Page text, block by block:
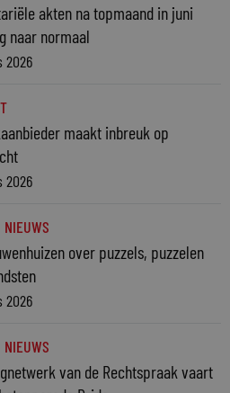
akten na topmaand in juni
naar normaal
2026
maakt inbreuk op
2026
over puzzels, puzzelen
2026
van de Rechtspraak vaart